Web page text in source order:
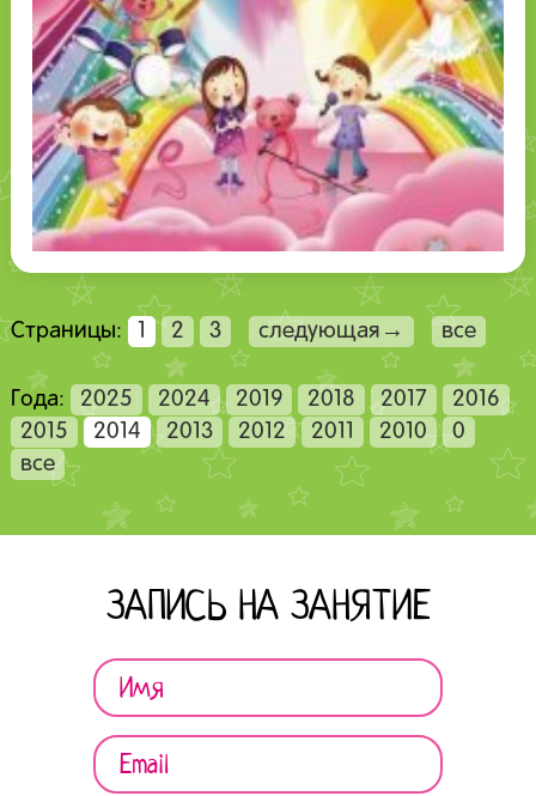
Страницы: 1 2 3 следующая→ все
Года: 2025 2024 2019 2018 2017
2016
2015
2014 2013 2012 2011 2010
0
все
ЗАПИСЬ НА ЗАНЯТИЕ